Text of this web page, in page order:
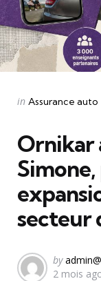
Categories
Posted
in Assurance auto
Ornikar
secteur
Posted
by
by
2 mois